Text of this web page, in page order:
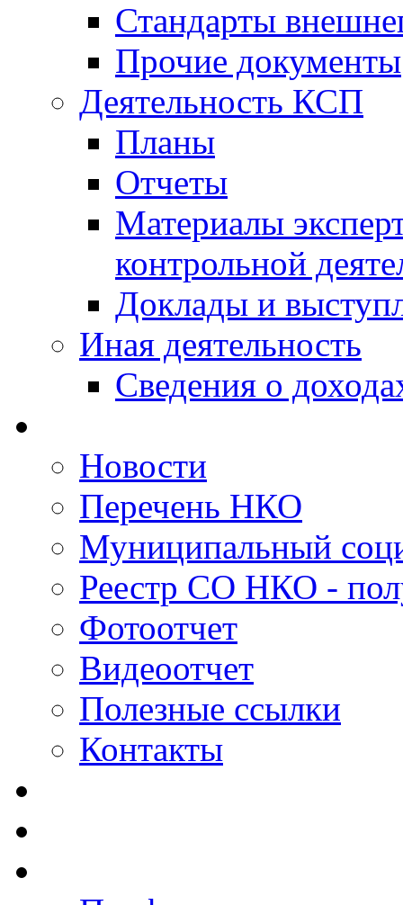
Стандарты
Прочие документы
Деятельность КСП
Планы
Отчеты
Материалы
контрольной
Доклады и
Иная деятельность
Сведения о
Новости
Перечень НКО
Муниципальный
Реестр СО НКО -
Фотоотчет
Видеоотчет
Полезные ссылки
Контакты